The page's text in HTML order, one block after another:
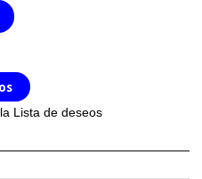
Lista de deseos